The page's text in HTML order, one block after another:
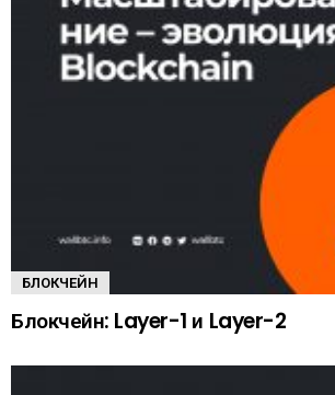
БЛОКЧЕЙН
Блокчейн: Layer-1 и Layer-2